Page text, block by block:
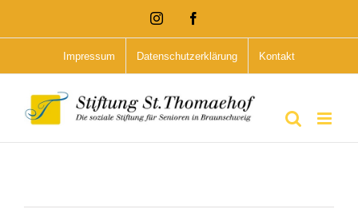
Inhalt
Instagram
Impressum Datenschutzerklärung Kontakt